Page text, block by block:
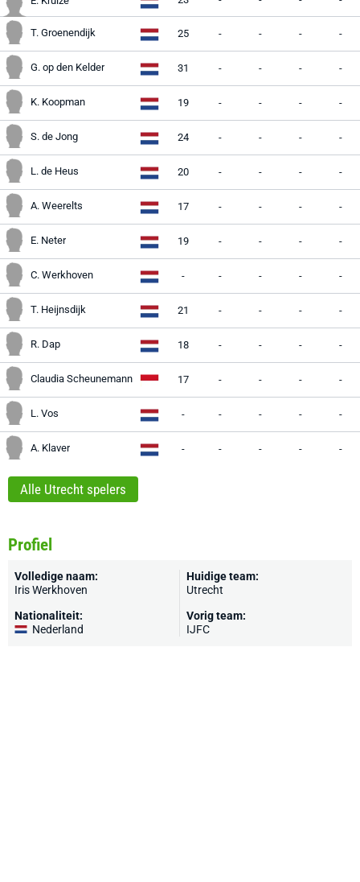
T. Groenendijk 25 - - - -
G. op den Kelder 31 - - - -
K. Koopman 19 - - - -
S. de Jong 24 - - - -
L. de Heus 20 - - - -
A. Weerelts 17 - - - -
E. Neter 19 - - - -
C. Werkhoven - - - - -
T. Heijnsdijk 21 - - - -
R. Dap 18 - - - -
Claudia Scheunemann 17 - - - -
L. Vos - - - - -
A. Klaver - - - - -
Alle Utrecht spelers
Profiel
Volledige naam:
Iris Werkhoven
Nationaliteit:
Nederland
Huidige team:
Utrecht
Vorig team:
IJFC